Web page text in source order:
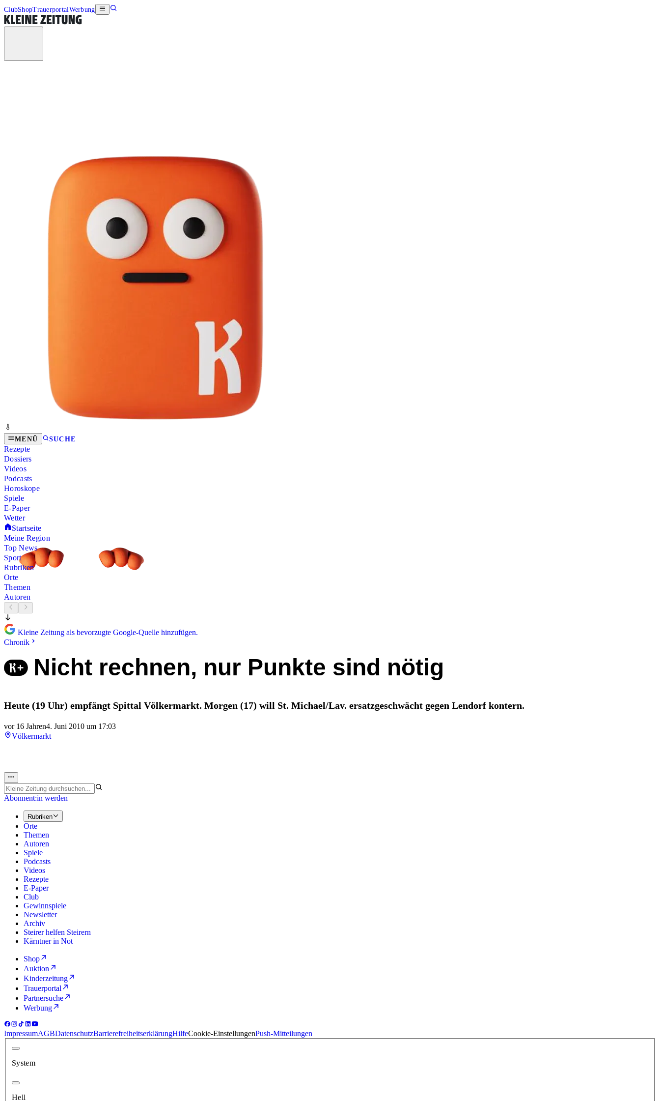
ClubShopTrauerportalWerbung
MENÜ SUCHE
Rezepte
Dossiers
Videos
Podcasts
Horoskope
Spiele
E-Paper
Wetter
Startseite
Meine Region
Top News
Sport
Rubriken
Orte
Themen
Autoren
Kleine Zeitung als bevorzugte Google-Quelle hinzufügen.
Chronik
Nicht rechnen, nur Punkte sind nötig
Heute (19 Uhr) empfängt Spittal Völkermarkt. Morgen (17) will St. Michael/Lav. ersatzgeschwächt gegen Lendorf kontern.
vor 16 Jahren4. Juni 2010 um 17:03
Völkermarkt
Abonnent:in werden
Rubriken
Orte
Themen
Autoren
Spiele
Podcasts
Videos
Rezepte
E-Paper
Club
Gewinnspiele
Newsletter
Archiv
Steirer helfen Steirern
Kärntner in Not
Shop
Auktion
Kinderzeitung
Trauerportal
Partnersuche
Werbung
ImpressumAGBDatenschutzBarrierefreiheitserklärungHilfeCookie-EinstellungenPush-Mitteilungen
System
Hell